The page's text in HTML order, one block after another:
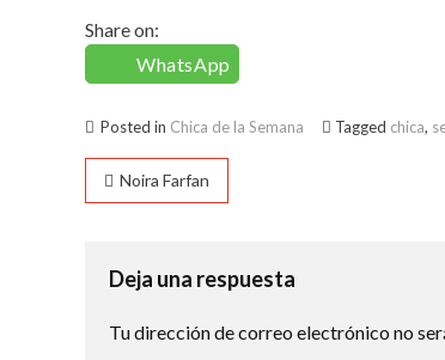
Share on:
WhatsApp
Posted in Chica de la Semana Tagged chica,
Navegación
entradas
Noira Farfan
Deja una respuesta
Tu dirección de correo electrónico no